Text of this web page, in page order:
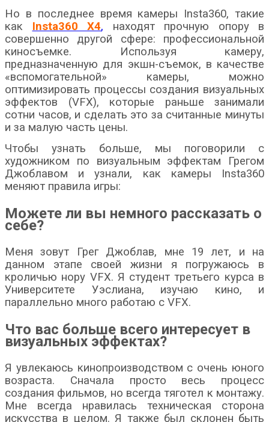
Но в последнее время камеры Insta360, такие
как Insta360 X4, находят прочную опору в
совершенно другой сфере: профессиональной
киносъемке. Используя камеру,
предназначенную для экшн-съемок, в качестве
«вспомогательной» камеры, можно
оптимизировать процессы создания визуальных
эффектов (VFX), которые раньше занимали
сотни часов, и сделать это за считанные минуты
и за малую часть цены.
Чтобы узнать больше, мы поговорили с
художником по визуальным эффектам Грегом
Джоблавом и узнали, как камеры Insta360
меняют правила игры:
Можете ли вы немного рассказать о
себе?
Меня зовут Грег Джоблав, мне 19 лет, и на
данном этапе своей жизни я погружаюсь в
кроличью нору VFX. Я студент третьего курса в
Университете Уэслиана, изучаю кино, и
параллельно много работаю с VFX.
Что вас больше всего интересует в
визуальных эффектах?
Я увлекаюсь кинопроизводством с очень юного
возраста. Сначала просто весь процесс
создания фильмов, но всегда тяготел к монтажу.
Мне всегда нравилась техническая сторона
искусства в целом. Я также был склонен быть